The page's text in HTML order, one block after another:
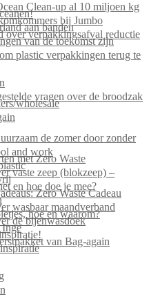
Clean-up al 10 miljoen kg
bij Jumbo
aan banden
over verpakkingsafval reductie
van de toekomst zijn
plastic verpakkingen terug te
vragen over de broodzak
wholesale
de zomer door zonder
and work
met Zero Waste
vaste zeep (blokzeep) –
en hoe doe je mee?
Zero Waste Cadeau
wasbaar maandverband
hoe en waarom?
de bijenwasdoek
Inge
van Bag-again